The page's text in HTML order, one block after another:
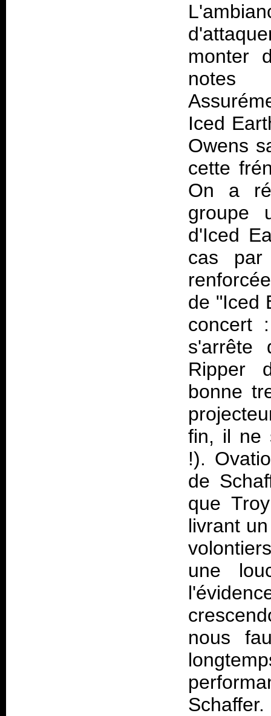
monter
notes
Iced
Owens
cette
On a
groupe
d'Iced
cas par
de "Iced
concert
s'arrête
Ripper
bonne
fin, il ne
!).
de
que
livrant
une
nous
Schaffer.